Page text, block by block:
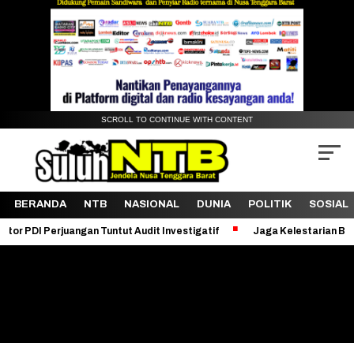
SCROLL TO CONTINUE WITH CONTENT
BERANDA NTB NASIONAL DUNIA POLITIK SOSIAL
Tuntut Audit Investigatif Jaga Kelestarian Bukit